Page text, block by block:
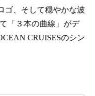
ゴ、そして穏やかな波
「３本の曲線」がデ
CRUISESのシン